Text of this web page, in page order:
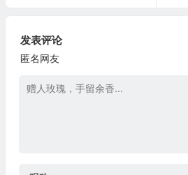
发表评论
匿名网友